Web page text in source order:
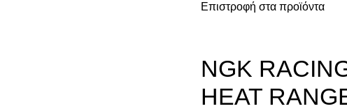
Επιστροφή στα προϊόντα
NGK
HEAT